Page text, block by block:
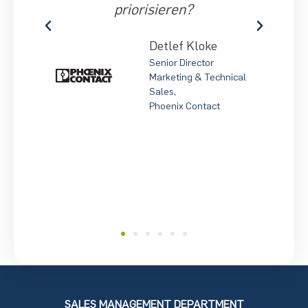
priorisieren?
Detlef Kloke
Senior Director
Marketing & Technical
Sales,
Phoenix Contact
SALES MANAGEMENT DEPARTMENT